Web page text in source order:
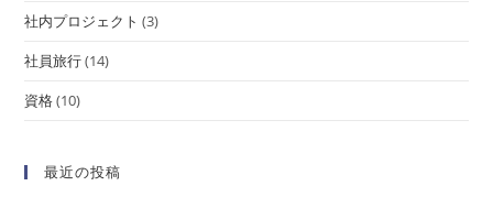
社内プロジェクト (3)
社員旅行(14)
資格(10)
最近の投稿